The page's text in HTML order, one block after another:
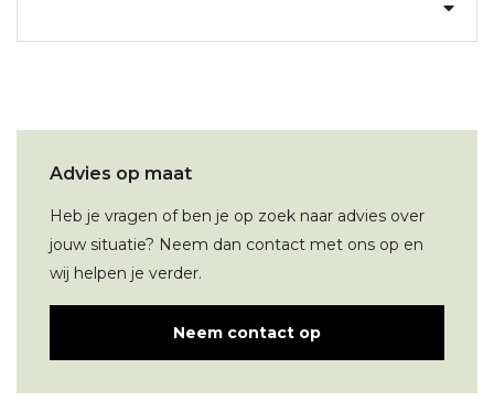
Advies op maat
Heb je vragen of ben je op zoek naar advies over
jouw situatie? Neem dan contact met ons op en
wij helpen je verder.
Neem contact op